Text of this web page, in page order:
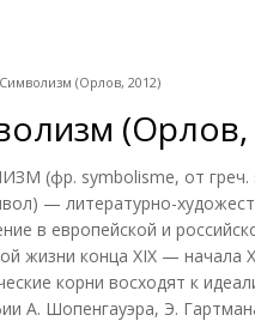
(Орлов, 2012)
(Орлов,
(фр. symbolisme, от
— литературно-
в европейской и
жизни конца XIX — начала
корни восходят к
А. Шопенгауэра, Э.